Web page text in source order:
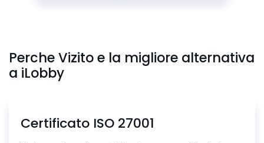
Perche Vizito e la migliore alternativa
a iLobby
Certificato ISO 27001